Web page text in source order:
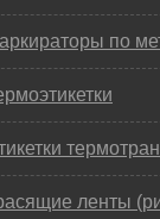
по
ленты